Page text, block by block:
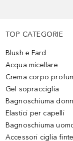
TOP CATEGORIE
Blush e Fard
Acqua micellare
Crema corpo
Gel sopracciglia
Bagnoschiuma
Elastici per capelli
Bagnoschiuma
Accessori ciglia finte